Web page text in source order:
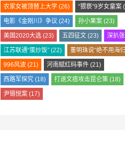
农家女被顶替上大学 (26) “猥亵”9岁女童案
电影《金刚川》争议 (24) 孙小果案 (23)
美国2020大选 (23) 五四征文 (23) 深扒
江苏联通“蛋炒饭” (22) 董明珠说“绝不用海
996风波 (21) 河南赋红码事件 (21)
西路军探究 (18) 打退文痞攻击昆仑策 (18)
尹锡悦案 (17)